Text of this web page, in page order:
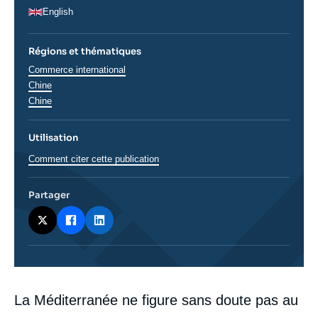
Corps
analyses
La Méditerranée ne figure sans doute pas au
English
Régions et thématiques
Thématiques
analyses
Commerce international
Chine
Régions
Chine
Utilisation
Comment citer cette publication
Partager